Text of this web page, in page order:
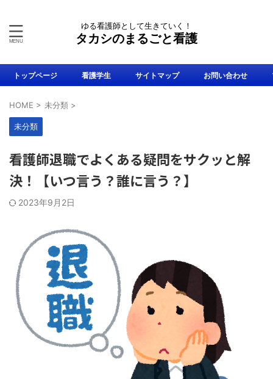
ゆる看護師として生きていく！
タカシのまるごと看護
トップページ 看護学生 サイトマップ お問い合わせ
HOME > 未分類 >
未分類
看護師退職でよくある疑問をサクッと解
決！【いつ言う？誰に言う？】
2023年9月2日